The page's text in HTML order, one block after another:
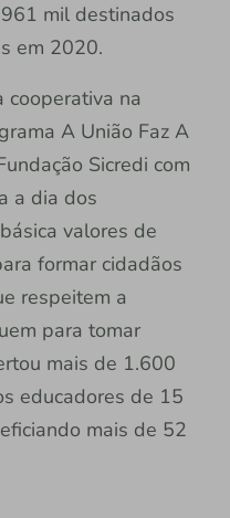
mil destinados
em 2020.
cooperativa na
A União Faz A
Sicredi com
a dia dos
valores de
formar cidadãos
respeitem a
para tomar
mais de 1.600
educadores de 15
mais de 52